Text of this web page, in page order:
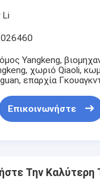
Li
Yangkeng,
χωριό Qiaoli,
επαρχία
Επικοινωνήστε
Την Καλύτερη